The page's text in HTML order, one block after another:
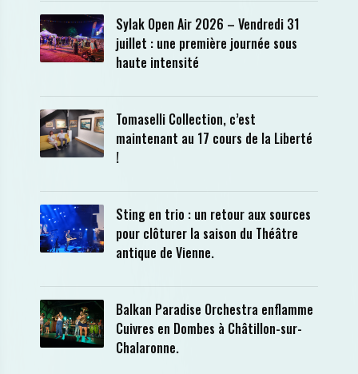
Sylak Open Air 2026 – Vendredi 31
juillet : une première journée sous
haute intensité
Tomaselli Collection, c’est
maintenant au 17 cours de la Liberté
!
Sting en trio : un retour aux sources
pour clôturer la saison du Théâtre
antique de Vienne.
Balkan Paradise Orchestra enflamme
Cuivres en Dombes à Châtillon-sur-
Chalaronne.